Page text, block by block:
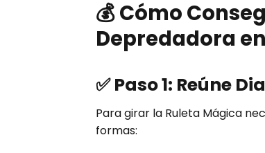
💰 Cómo
Depredadora
✅ Paso 1: Reúne
Para girar la Ruleta Mágica
formas: